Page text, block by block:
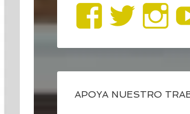
Ver
perfil
de
Ver
de
APOYA NUESTRO